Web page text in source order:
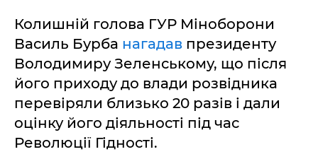
Колишній голова ГУР Міноборони
Василь Бурба нагадав президенту
Володимиру Зеленському, що після
його приходу до влади розвідника
перевіряли близько 20 разів і дали
оцінку його діяльності під час
Революції Гідності.